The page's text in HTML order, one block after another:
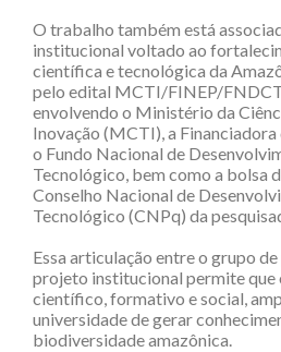
O trabalho também está
institucional voltado ao
científica e tecnológica da
pelo edital MCTI/FINEP/
envolvendo o Ministério da
Inovação (MCTI), a
o Fundo Nacional de
Tecnológico, bem como a bolsa
Conselho Nacional de
Tecnológico (CNPq) da
Essa articulação entre o grupo
projeto institucional permite que
científico, formativo e social,
universidade de gerar
biodiversidade amazônica.